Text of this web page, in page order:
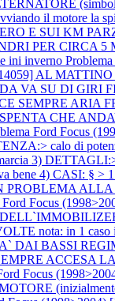
il motore la
E SUI KM
PER CIRCA
ini inverno
AL
VA SU DI GIRI
SEMPRE ARIA
CHE
Ford Focus
calo di
3)
bene 4) CASI: § >
Ford Focus
nota: in 1 caso il
DAI BASSI
ACCESA
Focus